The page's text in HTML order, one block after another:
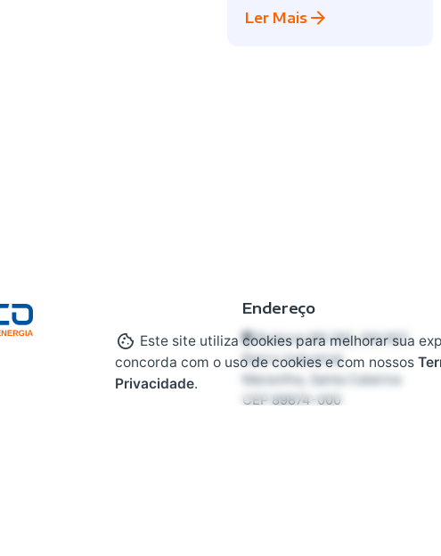
Ler Mais
Endereço
Rodovia BR 282, KM 607
Bairro Industrial
Maravilha, Santa Catarina
CEP 89874-000
Este site utiliza cookies para melhorar sua
concorda com o uso de cookies e com nossos
Privacidade.